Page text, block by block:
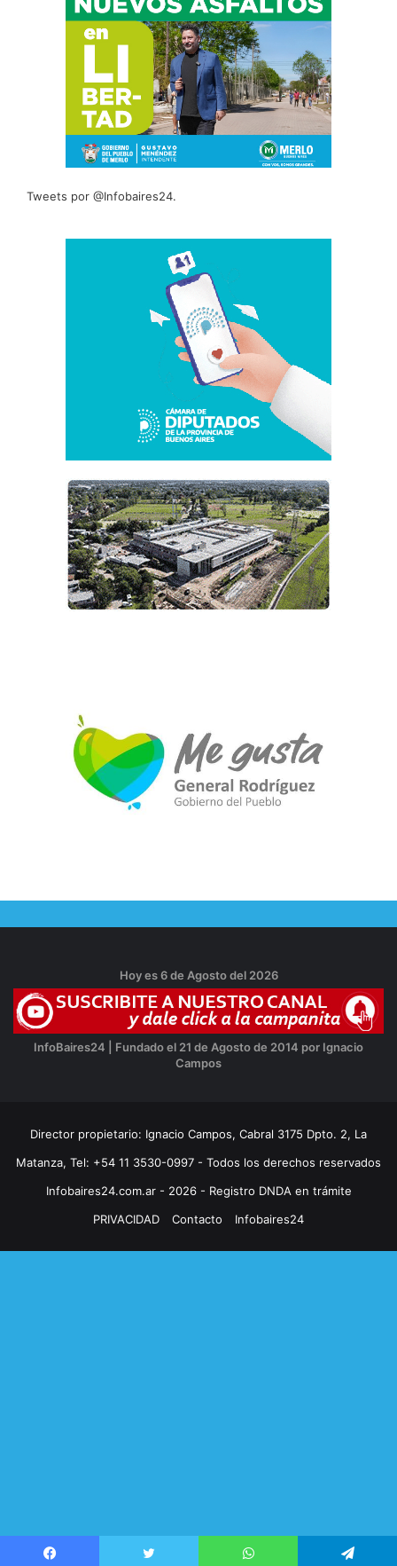
Tweets por @Infobaires24.
Hoy es 6 de Agosto del 2026
InfoBaires24 | Fundado el 21 de Agosto de 2014 por Ignacio
Campos
Director propietario: Ignacio Campos, Cabral 3175 Dpto. 2, La
Matanza, Tel: +54 11 3530-0997 - Todos los derechos reservados
Infobaires24.com.ar - 2026 - Registro DNDA en trámite
PRIVACIDAD
Contacto Infobaires24